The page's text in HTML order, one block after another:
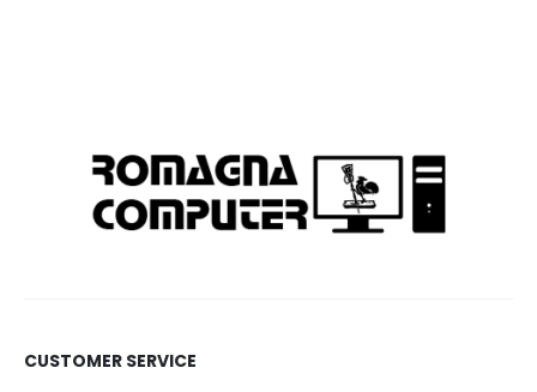
CUSTOMER SERVICE